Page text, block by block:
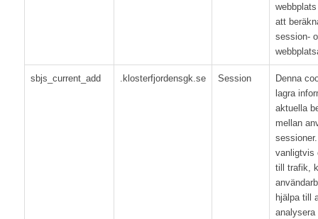
att
session-
sbjs_current_add .klosterfjordensgk.se Session
Denna
lagra
aktuella
mellan
vanligtvis
till trafik,
hjälpa till